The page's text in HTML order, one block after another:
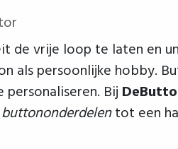
vrije loop te laten en
als persoonlijke hobby.
Bij
buttononderdelentot een